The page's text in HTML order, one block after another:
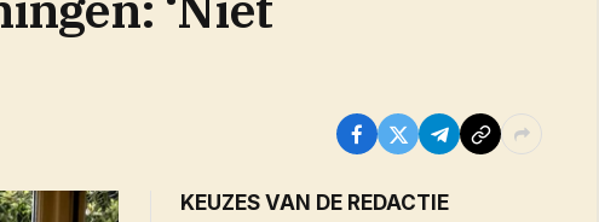
KEUZES VAN DE REDACTIE